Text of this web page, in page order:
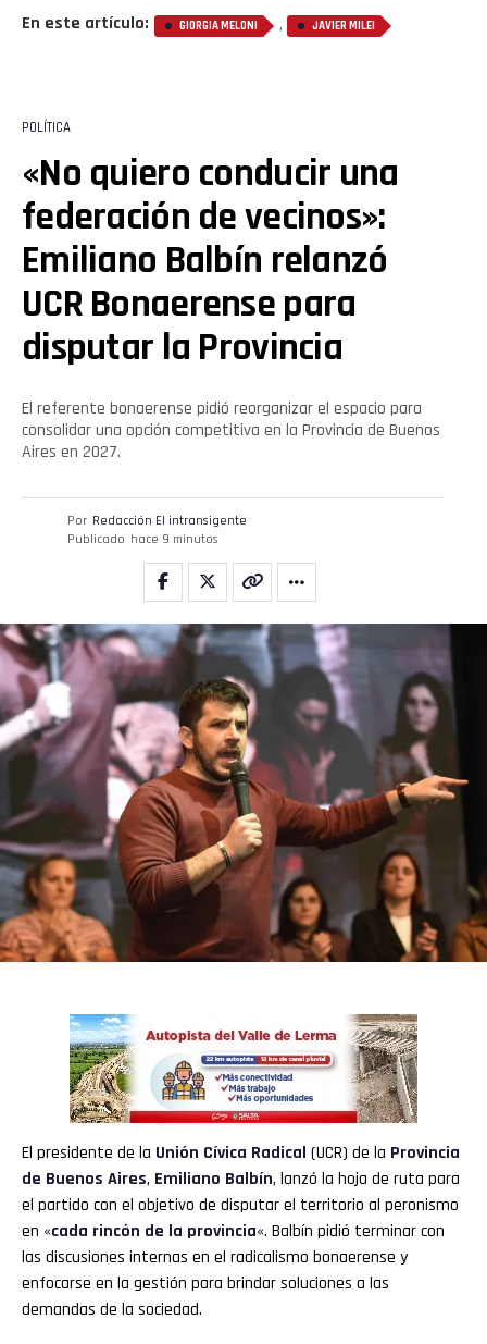
En este artículo: GIORGIA MELONI , JAVIER MILEI
POLÍTICA
«No quiero conducir una
federación de vecinos»:
Emiliano Balbín relanzó
UCR Bonaerense para
disputar la Provincia
El referente bonaerense pidió reorganizar el espacio para
consolidar una opción competitiva en la Provincia de Buenos
Aires en 2027.
Por Redacción El intransigente
Publicado hace 9 minutos
El presidente de la Unión Cívica Radical (UCR) de la Provincia
de Buenos Aires, Emiliano Balbín, lanzó la hoja de ruta para
el partido con el objetivo de disputar el territorio al peronismo
en «cada rincón de la provincia«. Balbín pidió terminar con
las discusiones internas en el radicalismo bonaerense y
enfocarse en la gestión para brindar soluciones a las
demandas de la sociedad.